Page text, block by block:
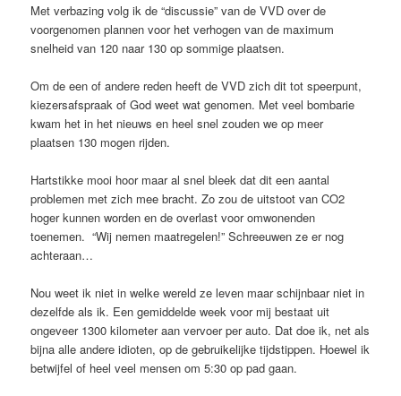
Met verbazing volg ik de “discussie” van de VVD over de
voorgenomen plannen voor het verhogen van de maximum
snelheid van 120 naar 130 op sommige plaatsen.
Om de een of andere reden heeft de VVD zich dit tot speerpunt,
kiezersafspraak of God weet wat genomen. Met veel bombarie
kwam het in het nieuws en heel snel zouden we op meer
plaatsen 130 mogen rijden.
Hartstikke mooi hoor maar al snel bleek dat dit een aantal
problemen met zich mee bracht. Zo zou de uitstoot van CO2
hoger kunnen worden en de overlast voor omwonenden
toenemen. “Wij nemen maatregelen!” Schreeuwen ze er nog
achteraan…
Nou weet ik niet in welke wereld ze leven maar schijnbaar niet in
dezelfde als ik. Een gemiddelde week voor mij bestaat uit
ongeveer 1300 kilometer aan vervoer per auto. Dat doe ik, net als
bijna alle andere idioten, op de gebruikelijke tijdstippen. Hoewel ik
betwijfel of heel veel mensen om 5:30 op pad gaan.